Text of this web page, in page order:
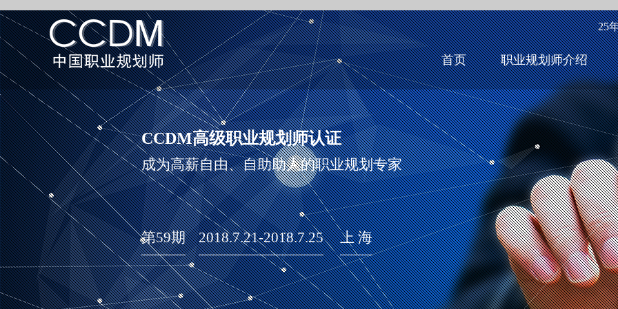
首页 职业规划师介绍
25
CCDM高级职业规划师认证
成为高薪自由、自助助人的职业规划专家
第59期 2018.7.21-2018.7.25 上 海